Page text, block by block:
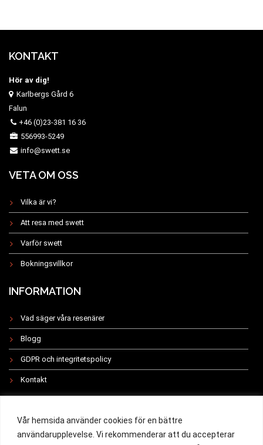
Vår hemsida använder cookies för en bättre
användarupplevelse. Vi rekommenderar att du accepterar
KONTAKT
Hör av dig!
Karlbergs Gård 6
Falun
+46 (0)23-381 16 36
556993-5249
info@swett.se
VETA OM OSS
Vilka är vi?
Att resa med swett
Varför swett
Bokningsvillkor
INFORMATION
Vad säger våra resenärer
Blogg
GDPR och integritetspolicy
Kontakt